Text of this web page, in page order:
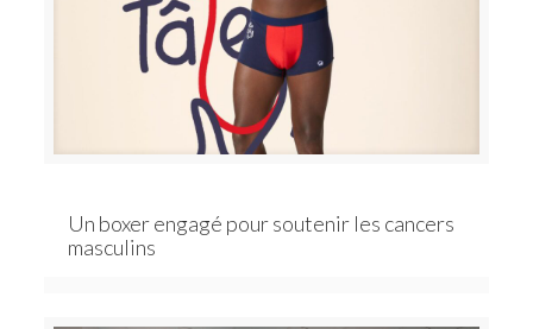
Un boxer engagé pour soutenir les cancers
masculins